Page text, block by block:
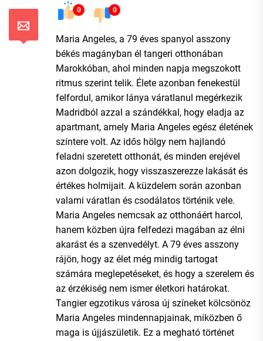
0 0
Maria Angeles, a 79 éves spanyol asszony
békés magányban él tangeri otthonában
Marokkóban, ahol minden napja megszokott
ritmus szerint telik. Élete azonban fenekestül
felfordul, amikor lánya váratlanul megérkezik
Madridból azzal a szándékkal, hogy eladja az
apartmant, amely Maria Angeles egész életének
színtere volt. Az idős hölgy nem hajlandó
feladni szeretett otthonát, és minden erejével
azon dolgozik, hogy visszaszerezze lakását és
értékes holmijait. A küzdelem során azonban
valami váratlan és csodálatos történik vele.
Maria Angeles nemcsak az otthonáért harcol,
hanem közben újra felfedezi magában az élni
akarást és a szenvedélyt. A 79 éves asszony
rájön, hogy az élet még mindig tartogat
számára meglepetéseket, és hogy a szerelem és
az érzékiség nem ismer életkori határokat.
Tangier egzotikus városa új színeket kölcsönöz
Maria Angeles mindennapjainak, miközben ő
maga is újjászületik. Ez a megható történet